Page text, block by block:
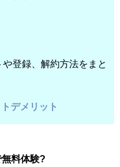
登録、解約方法をまと
デメリット
料体験?